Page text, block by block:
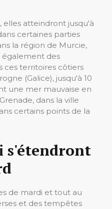
elles atteindront jusqu'à
certaines parties
la région de Murcie,
également des
ces territoires côtiers
(Galice), jusqu'à 10
une mer mauvaise en
dans la ville
certains points de la
s'étendront
de mardi et tout au
et des tempêtes